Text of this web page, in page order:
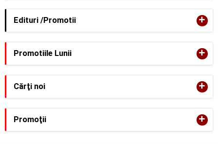
Edituri /Promotii +
Promotiile Lunii +
Cărţi noi +
Promoţii +